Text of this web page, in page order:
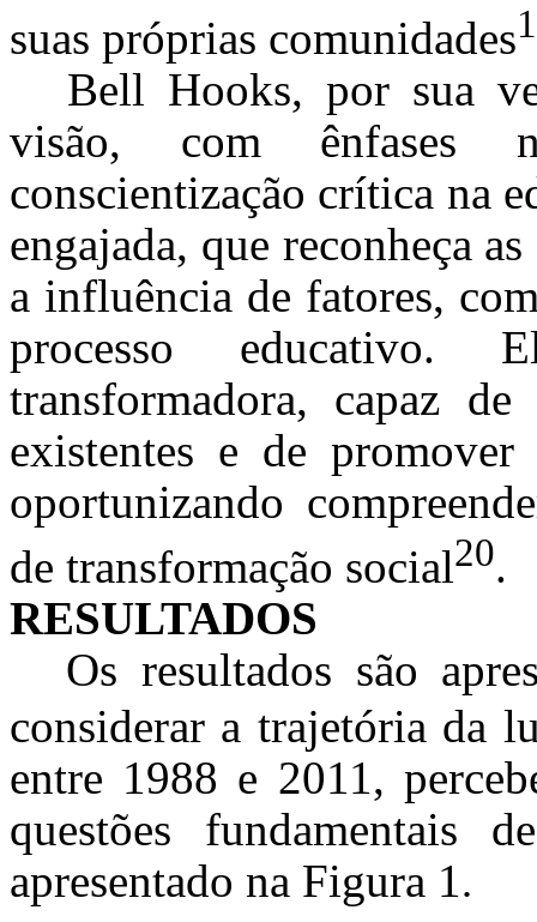
suas próprias comunidades
Bell Hooks, por sua
visão, com ênfases
conscientização crítica na
engajada, que reconheça
a influência de fatores,
processo educativo.
transformadora, capaz
existentes e de
oportunizando
de transformação social20.
RESULTADOS
Os resultados são
considerar a trajetória da
entre 1988 e 2011,
questões fundamentais
apresentado na Figura 1.